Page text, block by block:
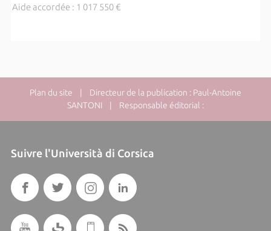
Aide accordée : 1 017 550 €
Plan du site | Directeur de la publication : Paul-Antoine
SANTONI | Responsable éditorial :
Suivre l'Università di Corsica